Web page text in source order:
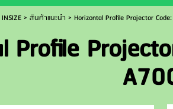
INSIZE> สินค้าแนะนำ > Horizontal Profile Projector
Profile